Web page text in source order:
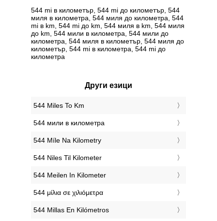
544 mi в километър, 544 mi до километър, 544
миля в километра, 544 миля до километра, 544
mi в km, 544 mi до km, 544 миля в km, 544 миля
до km, 544 мили в километра, 544 мили до
километра, 544 миля в километър, 544 миля до
километър, 544 mi в километра, 544 mi до
километра
Други езици
‎544 Miles To Km
‎544 мили в километра
‎544 Míle Na Kilometry
‎544 Niles Til Kilometer
‎544 Meilen In Kilometer
‎544 μίλια σε χιλιόμετρα
‎544 Millas En Kilómetros